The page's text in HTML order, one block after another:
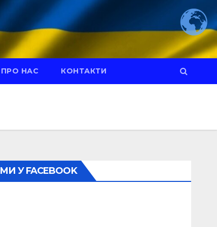
ПРО НАС КОНТАКТИ
МИ У FACEBOOK